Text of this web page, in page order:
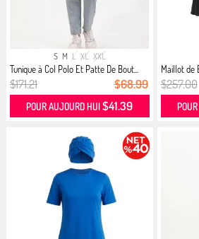
S M L XL XXL
Tunique à Col Polo Et Patte De Bout...
$171.21 $68.99
POUR AUJOURD HUI$41.39
Maillot de
$257.00